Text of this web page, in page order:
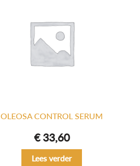
OLEOSA CONTROL SERUM
€33,60
Lees verder